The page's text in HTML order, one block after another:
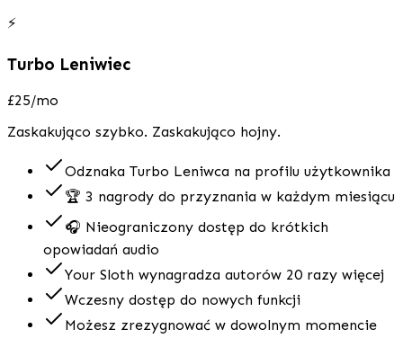
⚡
Turbo Leniwiec
£25/mo
Zaskakująco szybko. Zaskakująco hojny.
Odznaka Turbo Leniwca na profilu użytkownika
🏆 3 nagrody do przyznania w każdym miesiącu
🎧 Nieograniczony dostęp do krótkich
opowiadań audio
Your Sloth wynagradza autorów 20 razy więcej
Wczesny dostęp do nowych funkcji
Możesz zrezygnować w dowolnym momencie